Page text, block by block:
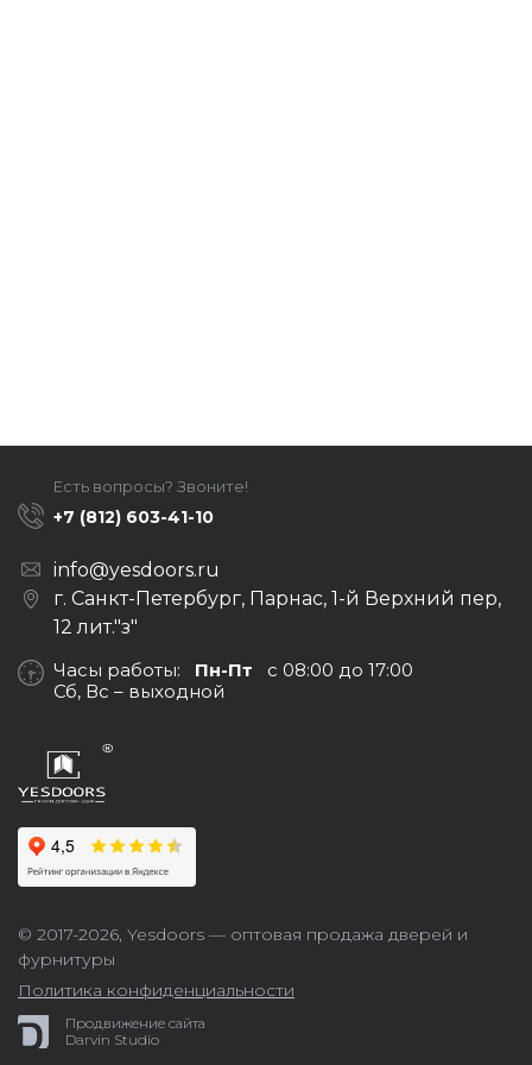
© 2017-2026, Yesdoors — оптовая продажа дверей и
фурнитуры
Политика конфиденциальности
Продвижение сайта
Darvin Studio
Есть вопросы? Звоните!
+7 (812) 603-41-10
info@yesdoors.ru
г. Санкт-Петербург, Парнас, 1-й Верхний пер,
12 лит."з"
Часы работы: Пн-Пт с 08:00 до 17:00
Сб, Вс – выходной